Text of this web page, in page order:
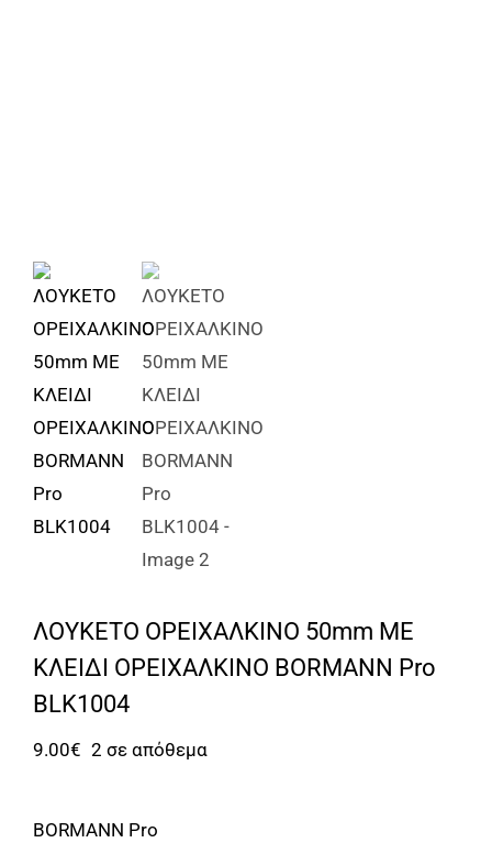
ΛΟΥΚΕΤΟ ΟΡΕΙΧΑΛΚΙΝΟ 50mm ΜΕ
ΚΛΕΙΔΙ ΟΡΕΙΧΑΛΚΙΝΟ BORMANN Pro
BLK1004
9.00€ 2 σε απόθεμα
BORMANN Pro